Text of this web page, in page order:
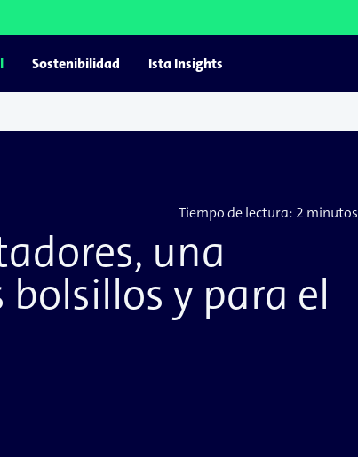
Sostenibilidad Ista Insights
Tiempo de lectura: 2 minutos
una
y para el